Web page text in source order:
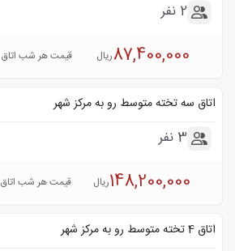
2 نفر
87,400,000ریال قیمت هر شب اتاق
اتاق سه تخته متوسط رو به مرکز شهر
3 نفر
148,200,000ریال قیمت هر شب اتاق
اتاق 4 تخته متوسط رو به مرکز شهر